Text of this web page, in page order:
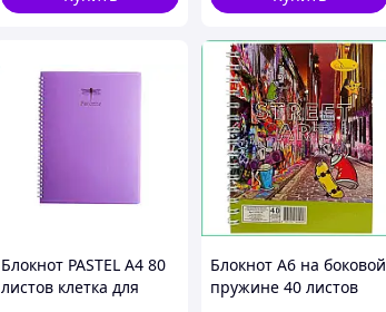
Блокнот PASTEL А4 80
листов клетка для
Блокнот А6 на боковой
пружине 40 листов